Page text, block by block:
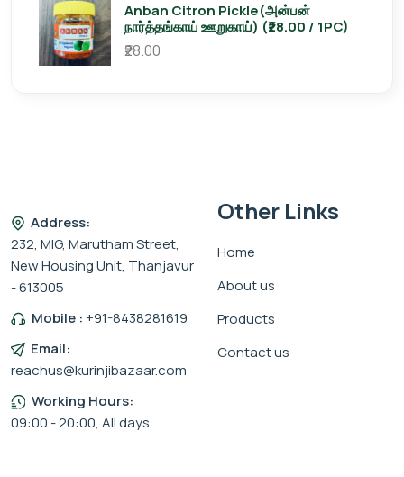
Anban Citron Pickle(அன்பன்
நார்த்தங்காய் ஊறுகாய்) (₹28.00 / 1PC)
₹28.00
Address:
232, MIG, Marutham Street,
New Housing Unit, Thanjavur
- 613005
Mobile :+91-8438281619
Email:
reachus@kurinjibazaar.com
Working Hours:
09:00 - 20:00, All days.
Other Links
Home
About us
Products
Contact us